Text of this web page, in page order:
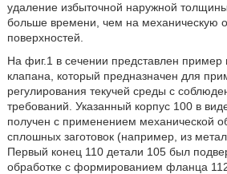
удаление избыточной наружной толщины
больше времени, чем на механическую
поверхностей.
На фиг.1 в сечении представлен пример
клапана, который предназначен для
регулирования текучей среды с
требований. Указанный корпус 100 в
получен с применением механической
сплошных заготовок (например, из
Первый конец 110 детали 105 был
обработке с формированием фланца